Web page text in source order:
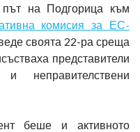
път на Подгорица към
комисия за ЕС-
своята 22-ра среща
представители
неправителствени
беше и активното